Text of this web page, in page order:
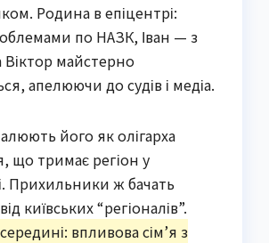
Родина в епіцентрі:
по НАЗК, Іван — з
майстерно
апелюючи до судів і медіа.
його як олігарха
що тримає регіон у
Прихильники ж бачать
київських “регіоналів”.
впливова сім’я з